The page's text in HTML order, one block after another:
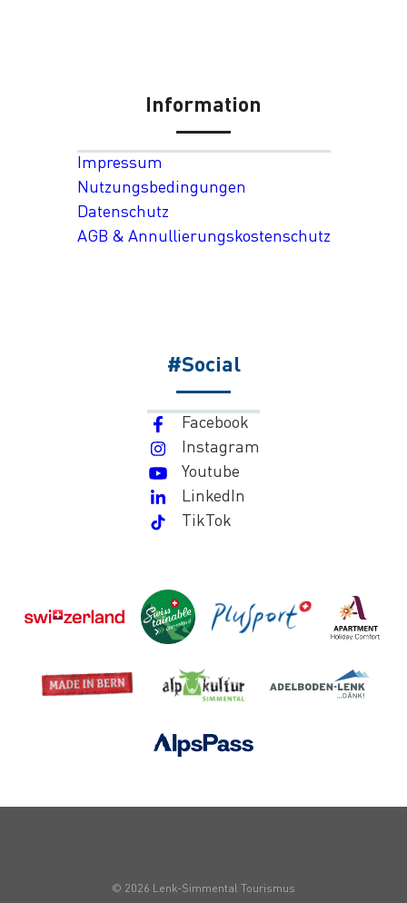
Information
Impressum
Nutzungsbedingungen
Datenschutz
AGB & Annullierungskostenschutz
#Social
Facebook
Instagram
Youtube
LinkedIn
TikTok
© 2026 Lenk-Simmental Tourismus